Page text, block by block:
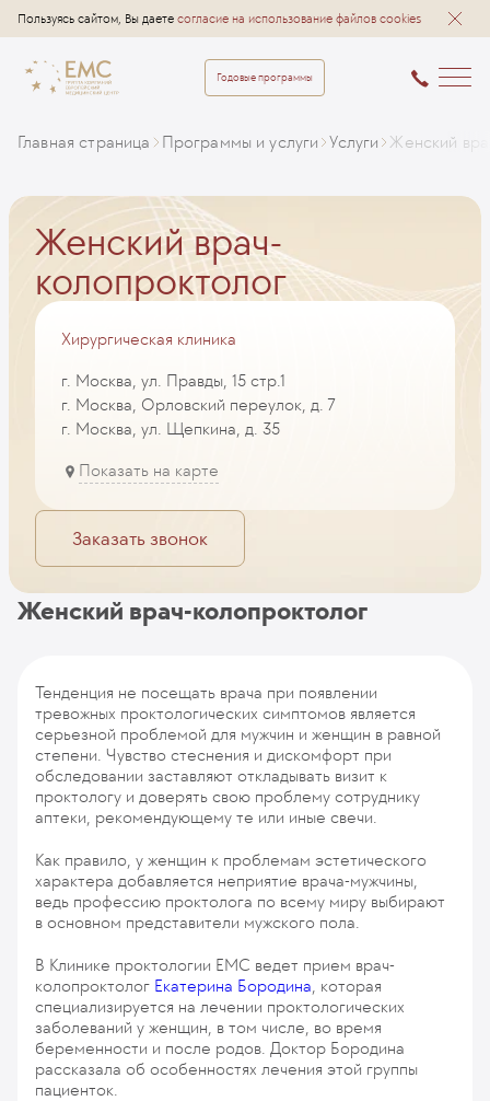
Пользуясь сайтом, Вы даете согласие на использование файлов cookies
Годовые программы
Главная страница Программы и услуги Услуги Женский
Женский врач-
колопроктолог
Хирургическая клиника
г. Москва, ул. Правды, 15 стр.1
г. Москва, Орловский переулок, д. 7
г. Москва, ул. Щепкина, д. 35
Показать на карте
Заказать звонок
Женский врач-колопроктолог
Тенденция не посещать врача при появлении
тревожных проктологических симптомов является
серьезной проблемой для мужчин и женщин в равной
степени. Чувство стеснения и дискомфорт при
обследовании заставляют откладывать визит к
проктологу и доверять свою проблему сотруднику
аптеки, рекомендующему те или иные свечи.
Как правило, у женщин к проблемам эстетического
характера добавляется неприятие врача-мужчины,
ведь профессию проктолога по всему миру выбирают
в основном представители мужского пола.
В Клинике проктологии ЕМС ведет прием врач-
колопроктолог Екатерина Бородина, которая
специализируется на лечении проктологических
заболеваний у женщин, в том числе, во время
беременности и после родов. Доктор Бородина
рассказала об особенностях лечения этой группы
пациенток.